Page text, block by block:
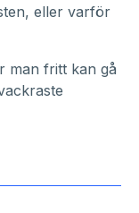
eller varför
man fritt kan gå